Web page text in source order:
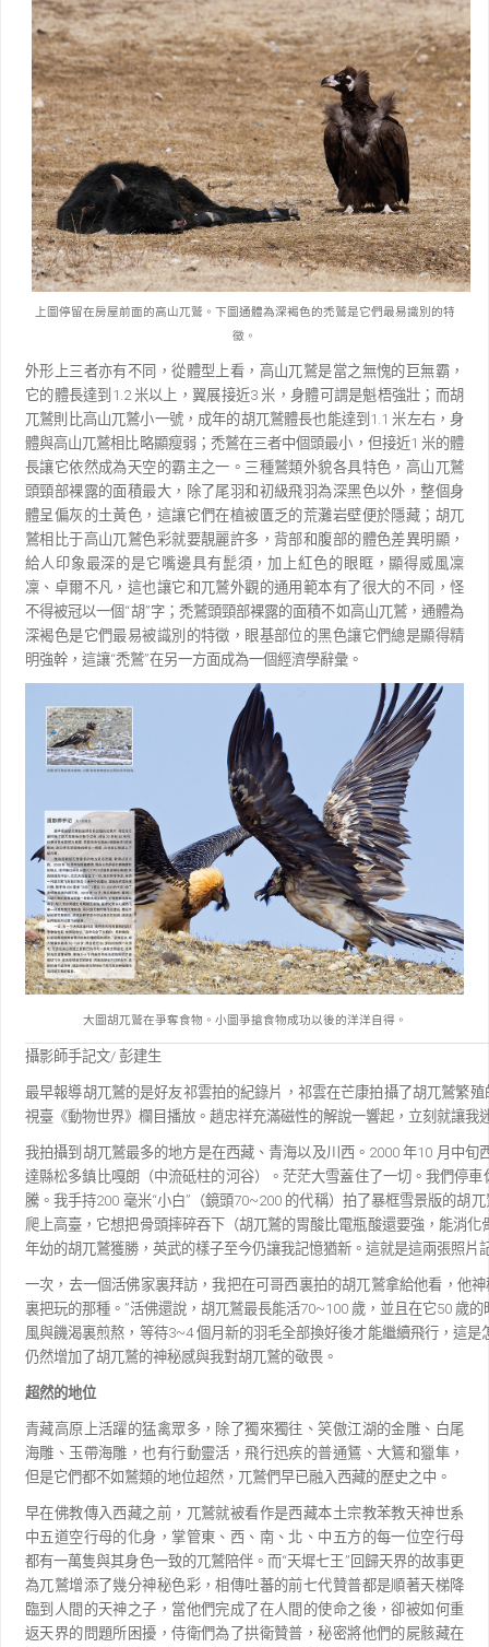
上圖停留在房屋前面的高山兀鷲。下圖通體為深褐色的禿鷲是它們最易識別的特
徵。
外形上三者亦有不同，從體型上看，高山兀鷲是當之無愧的巨無霸，
它的體長達到 1.2米以上，翼展接近3米，身體可謂是魁梧強壯；而胡
兀鷲則比高山兀鷲小一號，成年的胡兀鷲體長也能達到 1.1米左右，身
體與高山兀鷲相比略顯瘦弱；禿鷲在三者中個頭最小，但接近1 米的體
長讓它依然成為天空的霸主之一。 三種鷲類外貌各具特色，高山兀鷲
頭頸部裸露的面積最大，除了尾羽和初級飛羽為深黑色以外，整個身
體呈偏灰的土黃色，這讓它們在植被匱乏的荒灘岩壁便於隱藏；胡兀
鷲相比于高山兀鷲色彩就要靚麗許多， 背部和腹部的體色差異明顯，
給人印象最深的是它嘴邊具有髭須，加上紅色的眼眶，顯得威風凜
凜、卓爾不凡，這也讓它和兀鷲外觀的通用範本有了很大的不同，怪
不得被冠以一個 “胡”字；禿鷲頭頸部裸露的面積不如高山兀鷲，通體為
深褐色是它們最易被識別的特徵，眼基部位的黑色讓它們總是顯得精
明強幹， 這讓“禿鷲”在另一方面成為一個經濟學辭彙。
大圖胡兀鷲在爭奪食物。小圖爭搶食物成功以後的洋洋自得。
攝影師手記文/ 彭建生
最早報導胡兀鷲的是好友祁雲拍的紀錄片，祁雲在芒康拍攝了胡兀鷲繁
視臺《動物世界》欄目播放。趙忠祥充滿磁性的解說一響起，立刻就讓我
我拍攝到胡兀鷲最多的地方是在西藏、青海以及川西。 2000年10 月中旬
達縣松多鎮比嘎朗（中流砥柱的河谷）。茫茫大雪蓋住了一切。我們停車
騰。我手持200 毫米“小白” （鏡頭70~200 的代稱）拍了暴框雪景版的胡兀
爬上高臺，它想把骨頭摔碎吞下（胡兀鷲的胃酸比電瓶酸還要強，能消
年幼的胡兀鷲獲勝，英武的樣子至今仍讓我記憶猶新。這就是這兩張照片
一次，去一個活佛家裏拜訪，我把在可哥西裏拍的胡兀鷲拿給他看，他
裏把玩的那種。 ”活佛還說，胡兀鷲最長能活70~100 歲，並且在它50 歲的
風與饑渴裏煎熬，等待3~4個月新的羽毛全部換好後才能繼續飛行，這是
仍然增加了胡兀鷲的神秘感與我對胡兀鷲的敬畏。
超然的地位
青藏高原上活躍的猛禽眾多，除了獨來獨往、笑傲江湖的金雕、白尾
海雕、玉帶海雕，也有行動靈活，飛行迅疾的普通鵟、大鵟和獵隼，
但是它們都不如鷲類的地位超然，兀鷲們早已融入西藏的歷史之中。
早在佛教傳入西藏之前，兀鷲就被看作是西藏本土宗教苯教天神世系
中五道空行母的化身，掌管東、 西、南、北、中五方的每一位空行母
都有一萬隻與其身色一致的兀鷲陪伴。而“天墀七王” 回歸天界的故事更
為兀鷲增添了幾分神秘色彩，相傳吐蕃的前七代贊普都是順著天梯降
臨到人間的天神之子，當他們完成了在人間的使命之後，卻被如何重
返天界的問題所困擾，侍衛們為了拱衛贊普，秘密將他們的屍骸藏在